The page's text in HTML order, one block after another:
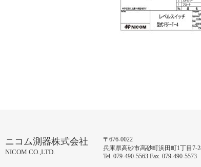
ニコム測器株式会社
NICOM CO.,LTD.
〒676-0022
兵庫県高砂市高砂町浜田町1丁目7-
Tel. 079-490-5563 Fax. 079-490-5573